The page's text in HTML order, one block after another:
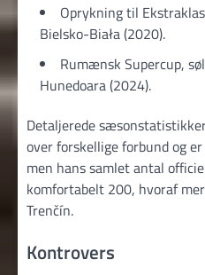
Oprykning til
Bielsko-Biała (2020).
Rumænsk Supercup,
Hunedoara (2024).
Detaljerede
over forskellige forbund og
men hans samlet antal
komfortabelt 200, hvoraf
Trenčín.
Kontrovers